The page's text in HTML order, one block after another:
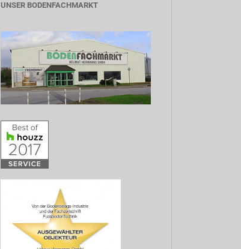
UNSER BODENFACHMARKT